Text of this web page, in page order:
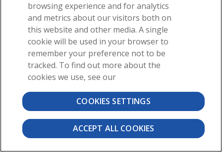
¡Reciba nuestros increíbles correos electrónicos
de anatomía!
Cuando usted selecciona "Subscribe", comenzará a recibir nuestro
boletín informativo por correo electrónico. Utilice los enlaces en la
parte inferior de cualquier correo electrónico para administrar el tipo
de correos electrónicos que recibe o para darse de baja. Consulte
browsing experience and for analytics
and metrics about our visitors both on
this website and other media. A single
cookie will be used in your browser to
remember your preference not to be
tracked. To find out more about the
cookies we use, see our
COOKIES SETTINGS
ACCEPT ALL COOKIES